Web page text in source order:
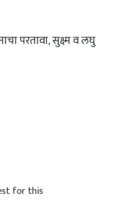
परतावा, सुक्ष्म व लघु
for this